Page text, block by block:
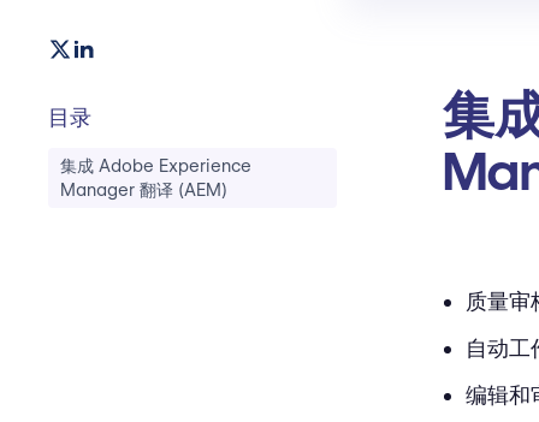
目录
集成 Adobe Experience
Manager 翻译 (AEM)
集
质量审
自动工
编辑和